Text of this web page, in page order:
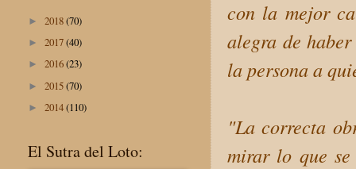
con la mejor
alegra de
la persona a
"La correcta
mirar lo que
► 2018(70)
► 2017(40)
► 2016(23)
► 2015(70)
► 2014(110)
El Sutra del Loto: